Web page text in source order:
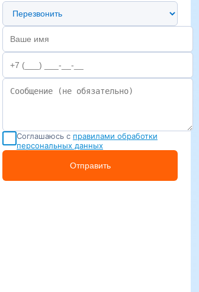
Предпочтительный способ связи
Соглашаюсь с правилами обработки
персональных данных
Отправить